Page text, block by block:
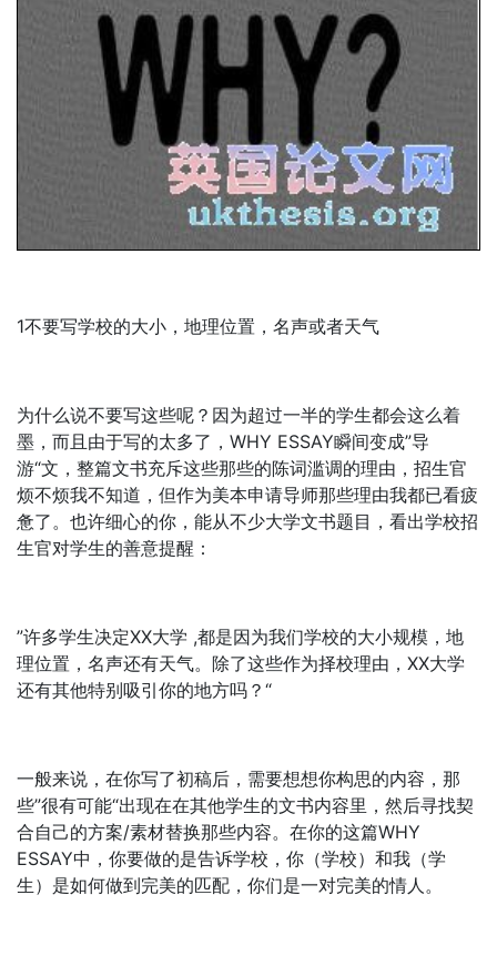
1不要写学校的大小，地理位置，名声或者天气
为什么说不要写这些呢？因为超过一半的学生都会这么着
墨，而且由于写的太多了，WHY ESSAY瞬间变成”导
游“文，整篇文书充斥这些那些的陈词滥调的理由，招生官
烦不烦我不知道，但作为美本申请导师那些理由我都已看疲
惫了。也许细心的你，能从不少大学文书题目，看出学校招
生官对学生的善意提醒：
”许多学生决定XX大学 ,都是因为我们学校的大小规模，地
理位置，名声还有天气。除了这些作为择校理由，XX大学
还有其他特别吸引你的地方吗？“
一般来说，在你写了初稿后，需要想想你构思的内容，那
些”很有可能“出现在在其他学生的文书内容里，然后寻找契
合自己的方案/素材替换那些内容。在你的这篇WHY
ESSAY中，你要做的是告诉学校，你（学校）和我（学
生）是如何做到完美的匹配，你们是一对完美的情人。